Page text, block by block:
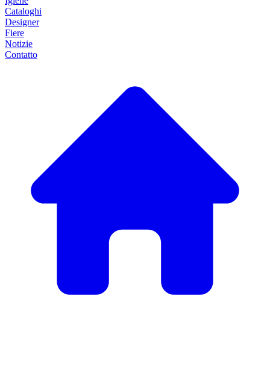
Cataloghi
Designer
Fiere
Notizie
Contatto